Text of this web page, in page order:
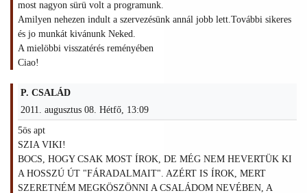
most nagyon sürü volt a programunk.
Amilyen nehezen indult a szervezésünk annál jobb lett.További sikeres
és jo munkát kivánunk Neked.
A mielöbbi visszatérés reményében
Ciao!
P. CSALÁD
2011. augusztus 08. Hétfő, 13:09
5ös apt
SZIA VIKI!
BOCS, HOGY CSAK MOST ÍROK, DE MÉG NEM HEVERTÜK KI
A HOSSZÚ ÚT "FÁRADALMAIT". AZÉRT IS ÍROK, MERT
SZERETNÉM MEGKÖSZÖNNI A CSALÁDOM NEVÉBEN, A